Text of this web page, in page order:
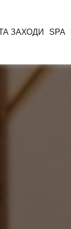
ЗАХОДИ SPA